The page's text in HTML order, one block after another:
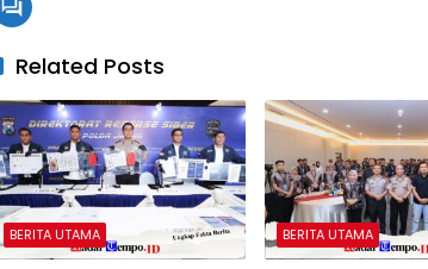
Related Posts
BERITA UTAMA BERITA UTAMA